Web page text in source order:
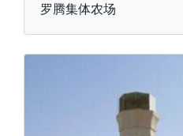
罗腾集体农场